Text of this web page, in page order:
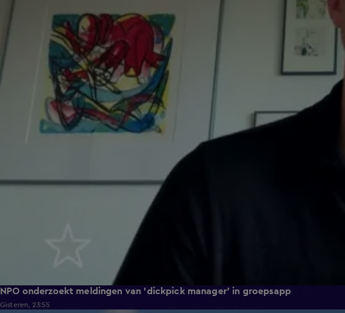
NPO onderzoekt meldingen van 'dickpick manager' in groepsapp
Gisteren, 23:55